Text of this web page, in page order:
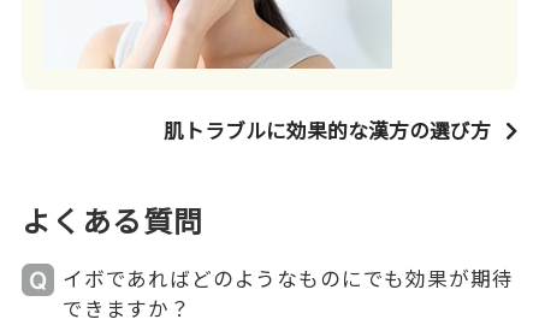
肌トラブルに効果的な漢方の選び方
よくある質問
イボであればどのようなものにでも効果が期待
できますか？